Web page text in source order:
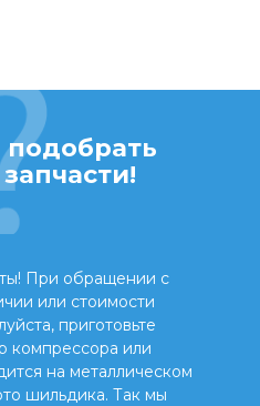
При обращении с
или стоимости
приготовьте
компрессора или
на металлическом
шильдика. Так мы